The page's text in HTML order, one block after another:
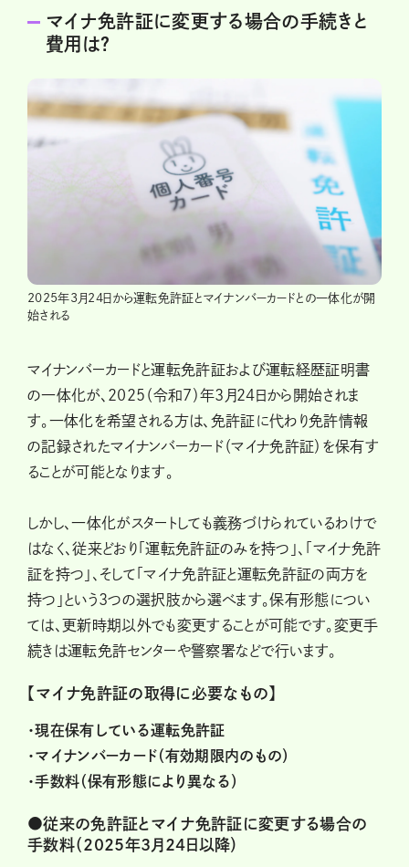
マイナ免許証に変更する場合の手続きと
費用は？
2025年3月24日から運転免許証とマイナンバーカードとの一体化が開
始される
マイナンバーカードと運転免許証および運転経歴証明書
の一体化が、2025（令和7）年3月24日から開始されま
す。一体化を希望される方は、免許証に代わり免許情報
の記録されたマイナンバーカード（マイナ免許証）を保有す
ることが可能となります。
しかし、一体化がスタートしても義務づけられているわけで
はなく、従来どおり「運転免許証のみを持つ」、「マイナ免許
証を持つ」、そして「マイナ免許証と運転免許証の両方を
持つ」という3つの選択肢から選べます。保有形態につい
ては、更新時期以外でも変更することが可能です。変更手
続きは運転免許センターや警察署などで行います。
【マイナ免許証の取得に必要なもの】
・現在保有している運転免許証
・マイナンバーカード（有効期限内のもの）
・手数料（保有形態により異なる）
●従来の免許証とマイナ免許証に変更する場合の
手数料（2025年3月24日以降）